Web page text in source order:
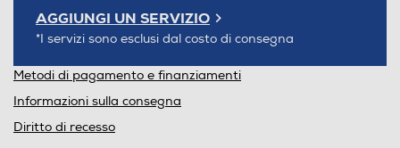
AGGIUNGI UN SERVIZIO
*I servizi sono esclusi dal costo di consegna
Metodi di pagamento e finanziamenti
Informazioni sulla consegna
Diritto di recesso